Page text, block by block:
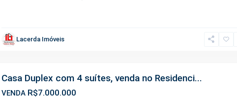
Lacerda Imóveis
Casa Duplex com 4 suítes, venda no Residenci...
VENDA R$7.000.000